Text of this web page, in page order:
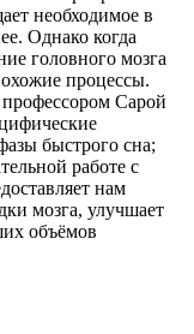
необходимое в
Однако когда
головного мозга
процессы.
Сарой
быстрого сна;
работе с
нам
мозга, улучшает
объёмов